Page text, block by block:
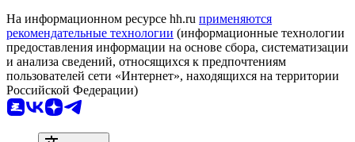
На информационном ресурсе hh.ru применяются
рекомендательные технологии (информационные технологии
предоставления информации на основе сбора, систематизации
и анализа сведений, относящихся к предпочтениям
пользователей сети «Интернет», находящихся на территории
Российской Федерации)